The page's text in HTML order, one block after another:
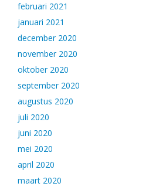
februari 2021
januari 2021
december 2020
november 2020
oktober 2020
september 2020
augustus 2020
juli 2020
juni 2020
mei 2020
april 2020
maart 2020